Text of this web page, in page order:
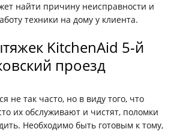
найти причину неисправности и
техники на дому у клиента.
KitchenAid 5-й
проезд
не так часто, но в виду того, что
их обслуживают и чистят, поломки
Необходимо быть готовым к тому,